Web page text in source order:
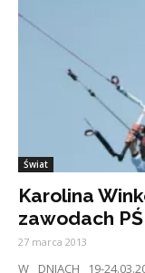
Świat
Karolina
zawodach
27 marca 2013
W DNIACH 19-